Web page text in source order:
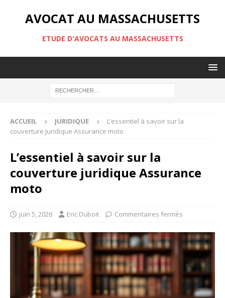
AVOCAT AU MASSACHUSETTS
ETUDE D'AVOCATS AU MASSACHUSETTS
ACCUEIL JURIDIQUE
L’essentiel à savoir sur la
couverture juridique Assurance moto
L’essentiel à savoir sur la
couverture juridique Assurance
moto
juin 5, 2026 Eric Duboit Commentaires fermés